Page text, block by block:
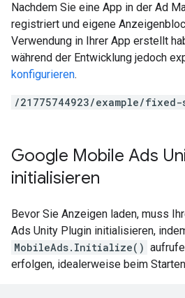
Nachdem Sie eine App in der Ad
registriert und eigene
Verwendung in Ihrer App erstellt
während der Entwicklung jedoch
konfigurieren.
/21775744923/example/
Google Mobile Ads
initialisieren
Bevor Sie Anzeigen laden, muss
Ads Unity Plugin initialisieren,
MobileAds.Initialize()
erfolgen, idealerweise beim